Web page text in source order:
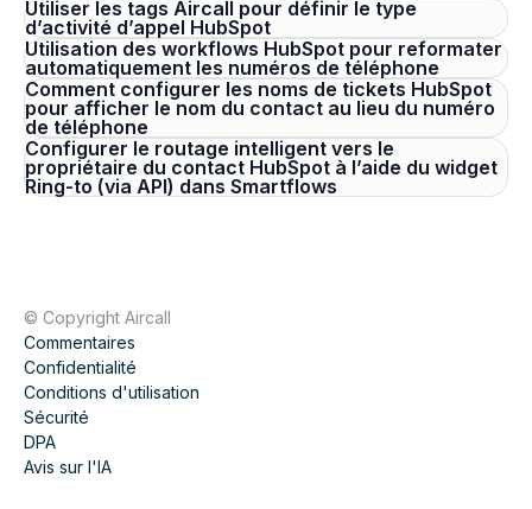
Utiliser les tags Aircall pour définir le type
d’activité d’appel HubSpot
Utilisation des workflows HubSpot pour reformater
automatiquement les numéros de téléphone
Comment configurer les noms de tickets HubSpot
pour afficher le nom du contact au lieu du numéro
de téléphone
Configurer le routage intelligent vers le
propriétaire du contact HubSpot à l’aide du widget
Ring-to (via API) dans Smartflows
© Copyright Aircall
Commentaires
Confidentialité
Conditions d'utilisation
Sécurité
DPA
Avis sur l'IA